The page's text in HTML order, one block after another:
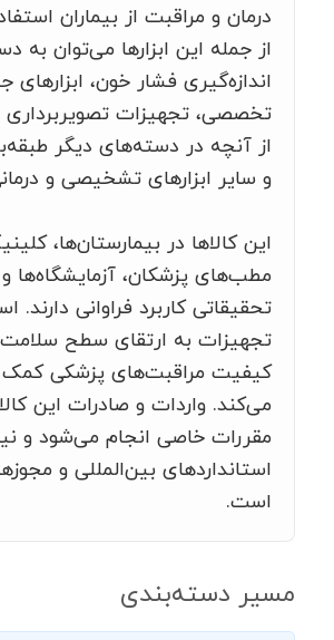
درمان و مراقبت از بیماران
از جمله این ابزارها می‌توان به
اندازه‌گیری فشار خون، ابزارهای
تخصصی، تجهیزات تصویربرداری
از آنچه در دسته‌های دیگر
و سایر ابزارهای تشخیصی و
این کالاها در بیمارستان‌ها،
مطب‌های پزشکان، آزمایشگاه‌ها و
تحقیقاتی کاربرد فراوانی دارند.
تجهیزات به ارتقای سطح سلامت
کیفیت مراقبت‌های پزشکی کمک
می‌کند. واردات و صادرات این
مقررات خاصی انجام می‌شود و
استانداردهای بین‌المللی و
است.
مسیر دسته‌بندی